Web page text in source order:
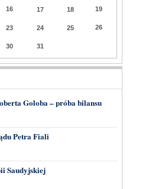
16 17 18 19
23 24 25 26
30 31
Goloba – próba bilansu
Petra Fiali
Saudyjskiej